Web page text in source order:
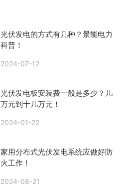
光伏发电的方式有几种？景能电力
科普！
2024-07-12
光伏发电板安装费一般是多少？几
万元到十几万元！
2024-01-22
家用分布式光伏发电系统应做好防
火工作！
2024-08-21